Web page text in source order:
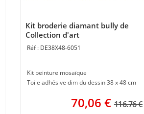
Kit broderie diamant bully de
Collection d'art
DE38X48-6051
Kit peinture mosaïque
Toile adhésive dim du dessin 38 x 48 cm
70,06 € 116.76 €